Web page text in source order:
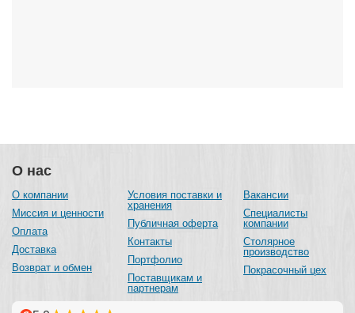
О нас
О компании
Миссия и ценности
Оплата
Доставка
Возврат и обмен
Условия поставки и
хранения
Публичная оферта
Контакты
Портфолио
Поставщикам и
партнерам
Вакансии
Специалисты
компании
Столярное
производство
Покрасочный цех